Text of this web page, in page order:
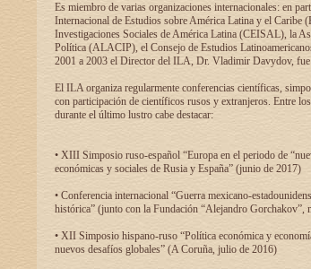
Es miembro de varias organizaciones internacionales: en
Internacional de Estudios sobre América Latina y el Caribe
Investigaciones Sociales de América Latina (CEISAL), la
Política (ALACIP), el Consejo de Estudios
2001 a 2003 el Director del ILA, Dr. Vladimir Davydov,
El ILA organiza regularmente conferencias científicas,
con participación de científicos rusos y extranjeros. Entre
durante el último lustro cabe destacar:
• XIII Simposio ruso-español “Europa en el periodo de
económicas y sociales de Rusia y España” (junio de 2017)
• Conferencia internacional “Guerra mexicano-
histórica” (junto con la Fundación “Alejandro Gorchakov”,
• XII Simposio hispano-ruso “Política económica y
nuevos desafíos globales” (A Coruña, julio de 2016)